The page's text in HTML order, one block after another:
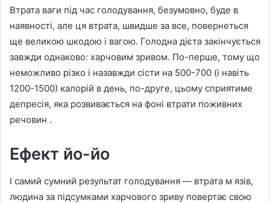
Втрата ваги під час голодування, безумовно, буде в
наявності, але ця втрата, швидше за все, повернеться
ще великою шкодою і вагою. Голодна дієта закінчується
завжди однаково: харчовим зривом. По-перше, тому що
неможливо різко і назавжди сісти на 500-700 (і навіть
1200-1500) калорій в день, по-друге, цьому сприятиме
депресія, яка розвивається на фоні втрати поживних
речовин .
Ефект йо-йо
І самий сумний результат голодування — втрата м язів,
людина за підсумками харчового зриву повертає свою